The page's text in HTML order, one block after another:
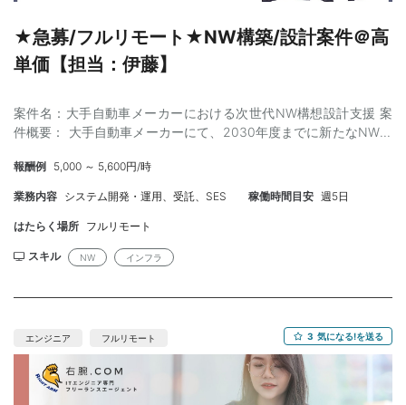
★急募/フルリモート★NW構築/設計案件＠高
単価【担当：伊藤】
案件名：大手自動車メーカーにおける次世代NW構想設計支援 案
件概要： 大手自動車メーカーにて、2030年度までに新たなNW構
PoCとRFP発行を予定 ・24年度中に次世代NWのグランドデザ
インの検討が必要（ここが支援スコープ） 人材要件： ■期待役割
リングシート、ヒアリング結果まとめ ・次世代NWグランド
デザイン ・論点整理・検討 ■必須要件 ・成果物作成がで
きる ・論点整理、検討をリードできる ・キャッチアップ
歓迎要件 ・自動車業界知見 金額：90万 開始時期：4月～ 場
報酬例 5,000 ～ 5,600円/時
業務内容 システム開発・運用、受託、SES 稼働時間目安 週5日
はたらく場所 フルリモート
スキル NW インフラ
エンジニア フルリモート 3 気になる!を送る